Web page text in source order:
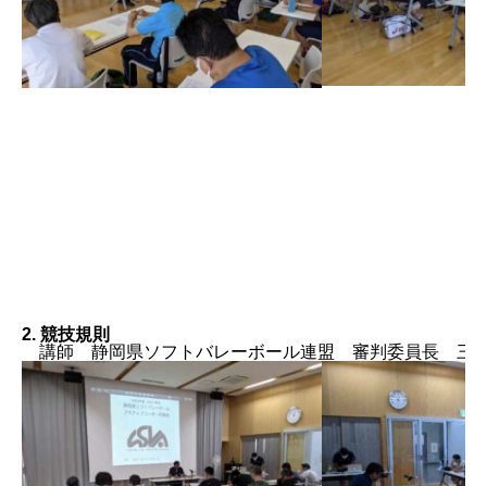
2. 競技規則
講師 静岡県ソフトバレーボール連盟 審判委員長 三